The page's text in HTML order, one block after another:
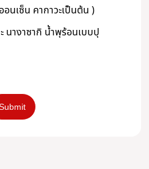
อนเซ็น คากาวะเป็นต้น )
นางาซากิ น้ำพุร้อนเบบปุ